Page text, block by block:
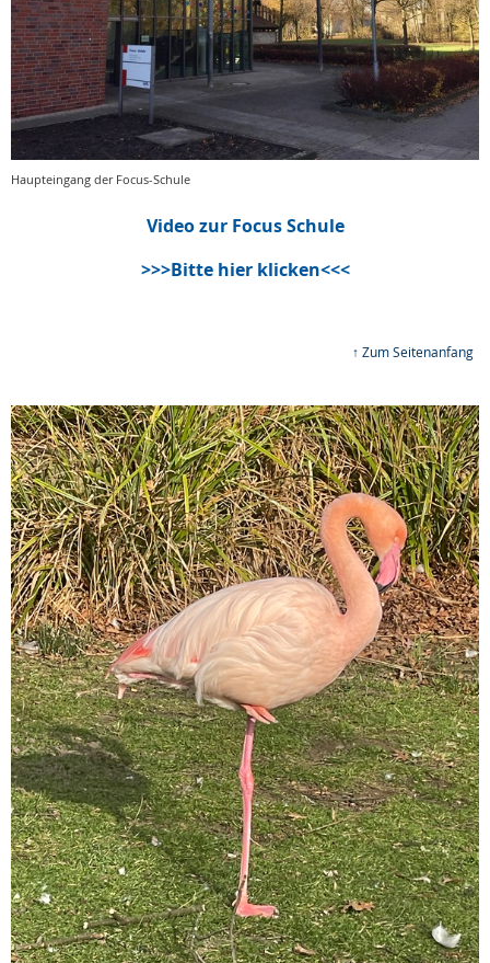
Haupteingang der Focus-Schule
Video zur Focus Schule
>>>Bitte hier klicken<<<
↑ Zum Seitenanfang